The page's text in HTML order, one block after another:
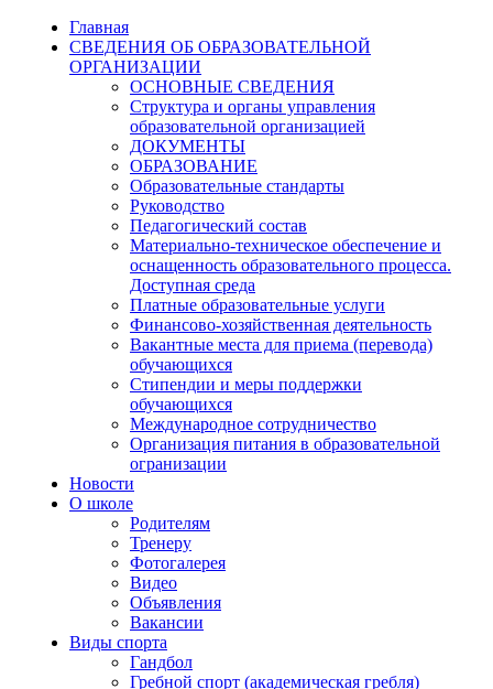
Главная
СВЕДЕНИЯ ОБ ОБРАЗОВАТЕЛЬНОЙ
ОРГАНИЗАЦИИ
ОСНОВНЫЕ СВЕДЕНИЯ
Структура и органы управления
образовательной организацией
ДОКУМЕНТЫ
ОБРАЗОВАНИЕ
Образовательные стандарты
Руководство
Педагогический состав
Материально-техническое обеспечение и
оснащенность образовательного процесса.
Доступная среда
Платные образовательные услуги
Финансово-хозяйственная деятельность
Вакантные места для приема (перевода)
обучающихся
Стипендии и меры поддержки
обучающихся
Международное сотрудничество
Организация питания в образовательной
огранизации
Новости
О школе
Родителям
Тренеру
Фотогалерея
Видео
Объявления
Вакансии
Виды спорта
Гандбол
Гребной спорт (академическая гребля)